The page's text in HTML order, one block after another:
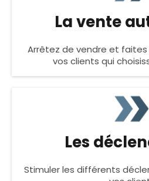
La vente
Arrêtez de vendre et
vos clients qui
Les
Stimuler les différents